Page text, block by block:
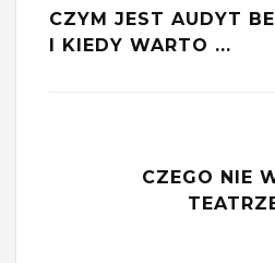
CZYM JEST AUDYT
I KIEDY WARTO ...
CZEGO NIE